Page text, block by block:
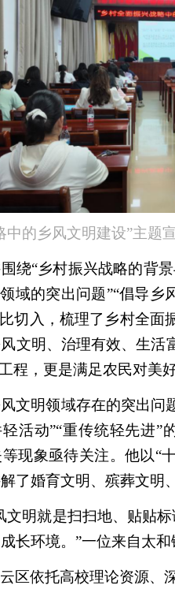
中的乡风文明建设”主题
绕“乡村振兴战略的背
域的突出问题”“倡导
切入，梳理了乡村全
文明、治理有效、生活
程，更是满足农民对美
文明领域存在的突出问
轻活动”“重传统轻先进
现象亟待关注。他以“
了婚育文明、殡葬文明
文明就是扫扫地、贴贴
长环境。”一位来自太
区依托高校理论资源、